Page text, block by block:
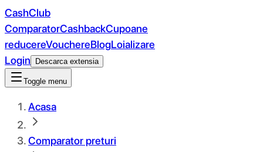
CashClub
ComparatorCashbackCupoane
reducereVouchereBlogLoializare
Login
Descarca extensia
Toggle menu
Acasa
Comparator preturi